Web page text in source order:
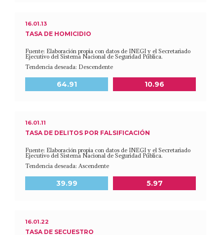
16.01.13
TASA DE HOMICIDIO
Fuente: Elaboración propia con datos de INEGI y el Secretariado
Ejecutivo del Sistema Nacional de Seguridad Pública.
Tendencia deseada: Descendente
64.91 Meta a 2030
10.96
16.01.11
TASA DE DELITOS POR FALSIFICACIÓN
Fuente: Elaboración propia con datos de INEGI y el Secretariado
Ejecutivo del Sistema Nacional de Seguridad Pública.
Tendencia deseada: Ascendente
39.99 Meta a 2030
5.97
16.01.22
TASA DE SECUESTRO